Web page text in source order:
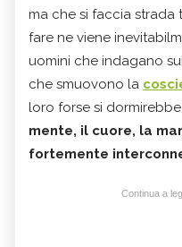
ma che si faccia strada
fare ne viene
uomini che indagano
che smuovono la
loro forse si
mente, il cuore, la
fortemente
Continua a